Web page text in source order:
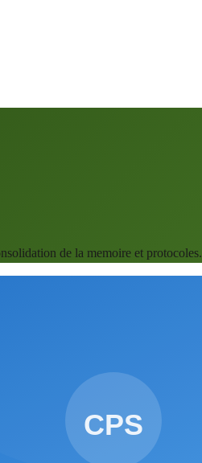
de la memoire et protocoles.